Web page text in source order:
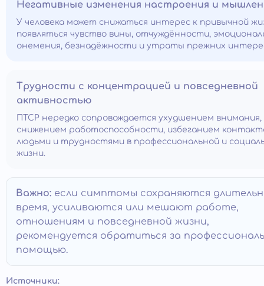
Негативные изменения настроения и
У человека может снижаться интерес к привычной
появляться чувство вины, отчуждённости,
онемения, безнадёжности и утраты прежних
Трудности с концентрацией и повседневной
активностью
ПТСР нередко сопровождается ухудшением внимания,
снижением работоспособности, избеганием
людьми и трудностями в профессиональной и
жизни.
Важно: если симптомы сохраняются
время, усиливаются или мешают работе,
отношениям и повседневной жизни,
рекомендуется обратиться за
помощью.
Источники: